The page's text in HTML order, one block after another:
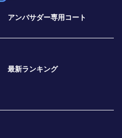
アンバサダー専用コート
最新ランキング